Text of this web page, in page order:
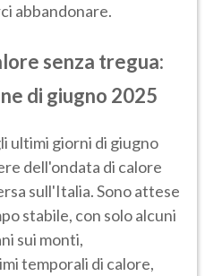
abbandonare.
senza tregua:
di giugno 2025
ultimi giorni di giugno
dell'ondata di calore
sull'Italia. Sono attese
stabile, con solo alcuni
sui monti,
temporali di calore,